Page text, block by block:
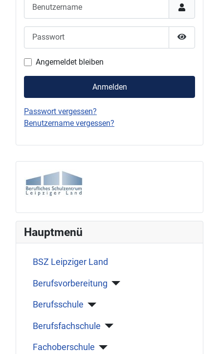
Hauptmenü
BSZ Leipziger Land
Berufsvorbereitung
Berufsschule
Berufsfachschule
Fachoberschule
Passwort
Passwort
Angemeldet bleiben
Anmelden
Passwort vergessen?
Benutzername vergessen?